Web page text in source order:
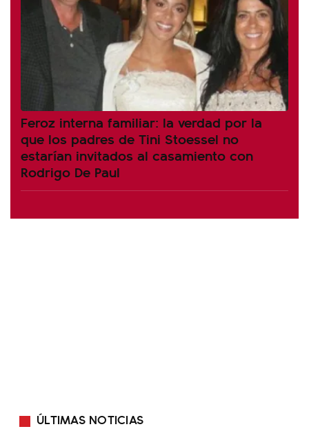
Feroz interna familiar: la verdad por la
que los padres de Tini Stoessel no
estarían invitados al casamiento con
Rodrigo De Paul
ÚLTIMAS NOTICIAS